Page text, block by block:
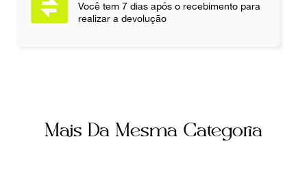
Você tem 7 dias após o recebimento para
realizar a devolução
Mais Da Mesma Categoria